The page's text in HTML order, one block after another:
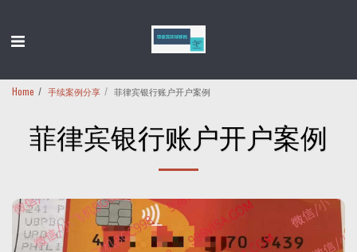
Home 手续案例分享 菲律宾银行账户开户案例
菲律宾银行账户开户案例